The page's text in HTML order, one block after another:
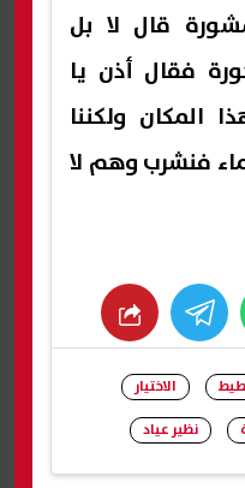
قال لا بل
فقال أذن يا
المكان ولكننا
فنشرب وهم لا
الاختيار
نظير عياد